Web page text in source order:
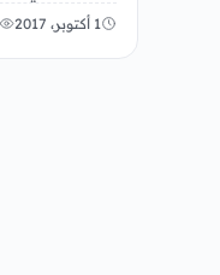
قمر…
1 أكتوبر، 2017